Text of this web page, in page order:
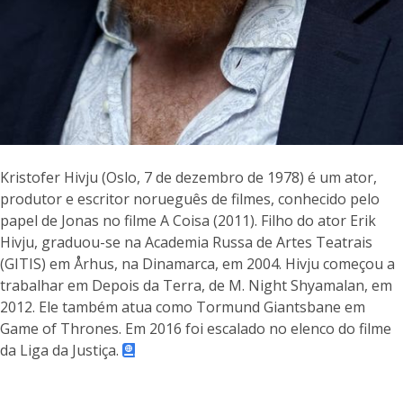
Kristofer Hivju (Oslo, 7 de dezembro de 1978) é um ator,
produtor e escritor norueguês de filmes, conhecido pelo
papel de Jonas no filme A Coisa (2011). Filho do ator Erik
Hivju, graduou-se na Academia Russa de Artes Teatrais
(GITIS) em Århus, na Dinamarca, em 2004. Hivju começou a
trabalhar em Depois da Terra, de M. Night Shyamalan, em
2012. Ele também atua como Tormund Giantsbane em
Game of Thrones. Em 2016 foi escalado no elenco do filme
da Liga da Justiça.